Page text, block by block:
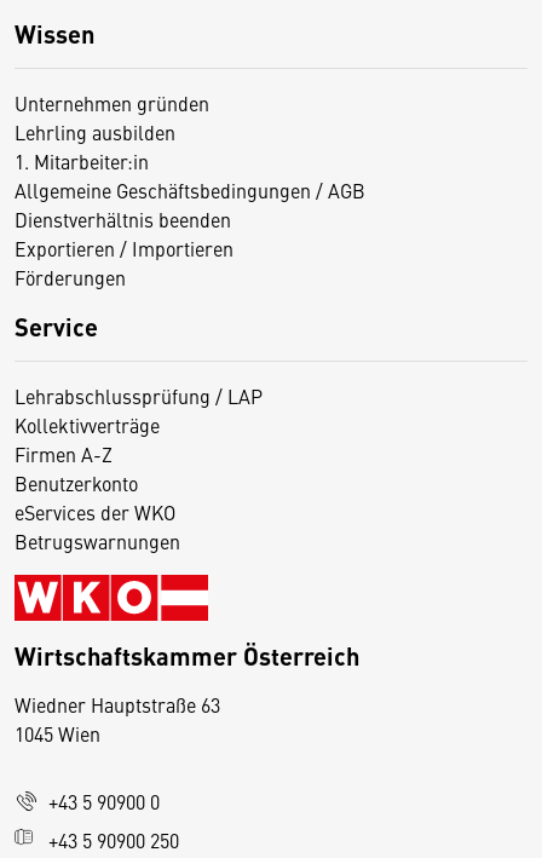
Wissen
Unternehmen gründen
Lehrling ausbilden
1. Mitarbeiter:in
Allgemeine Geschäftsbedingungen / AGB
Dienstverhältnis beenden
Exportieren / Importieren
Förderungen
Service
Lehrabschlussprüfung / LAP
Kollektivverträge
Firmen A-Z
Benutzerkonto
eServices der WKO
Betrugswarnungen
Wirtschaftskammer Österreich
Wiedner Hauptstraße 63
1045 Wien
+43 5 90900 0
+43 5 90900 250
D
s
e